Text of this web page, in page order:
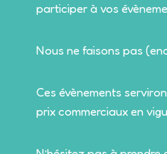
participer à vos
Nous ne faisons pas
Ces évènements
prix commerciaux en